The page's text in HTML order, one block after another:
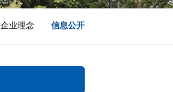
企业理念 信息公开